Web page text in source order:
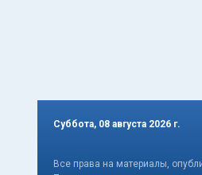
Суббота, 08 августа 2026 г.
Все права на материалы,